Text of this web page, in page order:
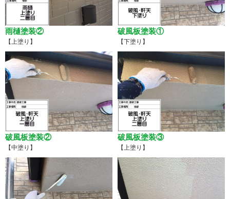
雨樋塗装②
【上塗り】
破風板塗装①
【下塗り】
破風板塗装②
【中塗り】
破風板塗装③
【上塗り】